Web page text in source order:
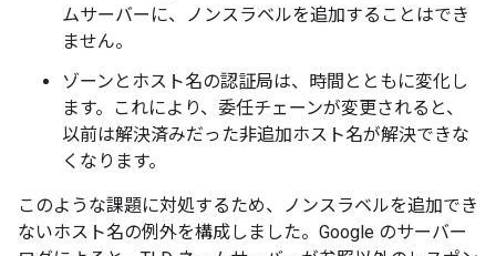
ムサーバーに、ノンスラベルを追加することはでき
ません。
ゾーンとホスト名の認証局は、時間とともに変化し
ます。これにより、委任チェーンが変更されると、
以前は解決済みだった非追加ホスト名が解決できな
くなります。
このような課題に対処するため、ノンスラベルを追加でき
ないホスト名の例外を構成しました。Google のサーバー